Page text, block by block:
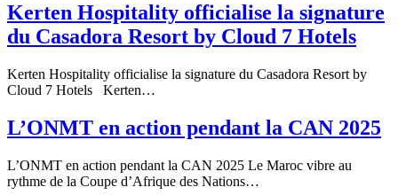
Kerten Hospitality officialise la signature
du Casadora Resort by Cloud 7 Hotels
Kerten Hospitality officialise la signature du Casadora Resort by
Cloud 7 Hotels Kerten…
L’ONMT en action pendant la CAN 2025
L’ONMT en action pendant la CAN 2025 Le Maroc vibre au
rythme de la Coupe d’Afrique des Nations…